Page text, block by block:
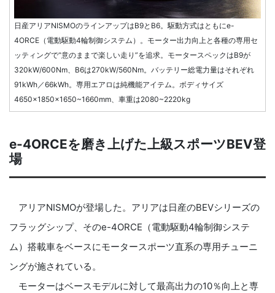
日産アリアNISMOのラインアップはB9とB6。駆動方式はともにe-
4ORCE（電動駆動4輪制御システム）。モーター出力向上と各種の専用セ
ッティングで“意のままで楽しい走り”を追求。モータースペックはB9が
320kW/600Nm、B6は270kW/560Nm。バッテリー総電力量はそれぞれ
91kWh／66kWh。専用エアロは純機能アイテム。ボディサイズ
4650×1850×1650~1660mm、車重は2080~2220kg
e-4ORCEを磨き上げた上級スポーツBEV登
場
アリアNISMOが登場した。アリアは日産のBEVシリーズの
フラッグシップ、そのe-4ORCE（電動駆動4輪制御システ
ム）搭載車をベースにモータースポーツ直系の専用チューニ
ングが施されている。
モーターはベースモデルに対して最高出力の10％向上と専